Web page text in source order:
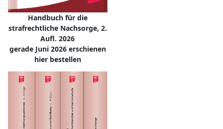
Handbuch für die
strafrechtliche Nachsorge, 2.
Aufl. 2026
gerade Juni 2026 erschienen
hier bestellen